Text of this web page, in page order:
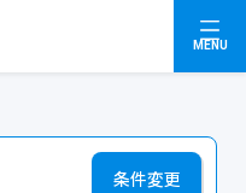
MENU
条件変更